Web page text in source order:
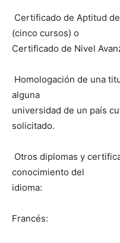
 Certificado de Aptitud
(cinco cursos) o
Certificado de Nivel
 Homologación de una
alguna
universidad de un país
solicitado.
 Otros diplomas y
conocimiento del
idioma:
Francés: